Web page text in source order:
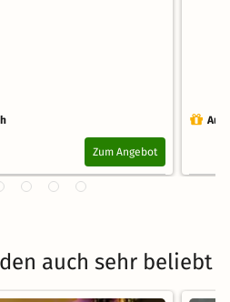
Zum Angebot
auch sehr beliebt